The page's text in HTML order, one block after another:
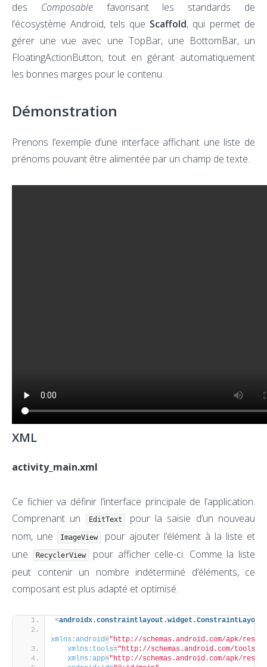
des Composablefavorisant les standards de
l’écosystème Android, tels que Scaffold, qui permet de
gérer une vue avec une TopBar, une BottomBar, un
FloatingActionButton, tout en gérant automatiquement
les bonnes marges pour le contenu.
Démonstration
Prenons l’exemple d’une interface affichant une liste de
prénoms pouvant être alimentée par un champ de texte.
XML
activity_main.xml
Ce fichier va définir l’interface principale de l’application.
Comprenant un
EditText pour la saisie d’un nouveau
nom, une
ImageView
pour ajouter l’élément à la liste et
une
RecyclerView pour afficher celle-ci. Comme la liste
peut contenir un nombre indéterminé d’éléments, ce
composant est plus adapté et optimisé.
<androidx.constraintlayout.widget.ConstraintLayout
xmlns:android="http://schemas.android.com/apk/res/
xmlns:tools="http://schemas.android.com/tools"
xmlns:app="http://schemas.android.com/apk/res-